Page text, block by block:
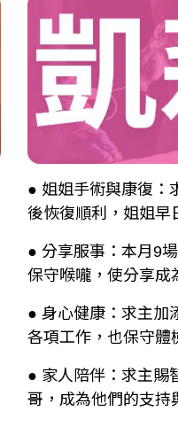
● 姐姐手術與康復：
後恢復順利，姐姐早
● 分享服事：本月9
保守喉嚨，使分享成
● 身心健康：求主加
各項工作，也保守體
● 家人陪伴：求主賜
哥，成為他們的支持